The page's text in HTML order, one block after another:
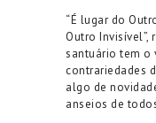
“É lugar do
Outro Invisível”,
santuário tem o
contrariedades
algo de
anseios de